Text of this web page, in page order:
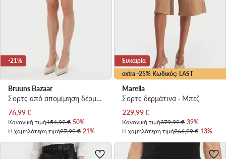
-21%
Bruuns Bazaar
Σορτς από απομίμηση δέρματος · Μπεζ
Τρέχουσα τιμή
76,99€
Κανονική τιμή154,99 €-50%
Η χαμηλότερη τιμή97,99 €-21%
extra -25% Κωδικός: LAST
Ευκαιρία
Marella
Σορτς δερμάτινα · Μπεζ
Τρέχουσα τιμή
229,99€
Κανονική τιμή379,99 €-39%
Η χαμηλότερη τιμή266,99 €-13%